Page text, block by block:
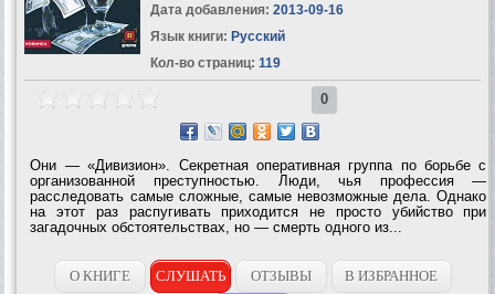
Дата добавления: 2013-09-16
Язык книги: Русский
Кол-во страниц: 119
0
Они — «Дивизион». Секретная оперативная группа по борьбе с
организованной преступностью. Люди, чья профессия —
расследовать самые сложные, самые невозможные дела. Однако
на этот раз распугивать приходится не просто убийство при
загадочных обстоятельствах, но — смерть одного из...
О КНИГЕ СЛУШАТЬ ОТЗЫВЫ
В ИЗБРАННОЕ